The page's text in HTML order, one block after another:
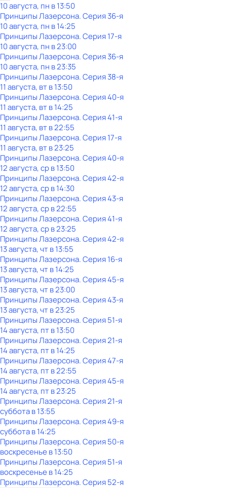
10 августа, пн в 13:50
Принципы Лазерсона. Серия 36-я
10 августа, пн в 14:25
Принципы Лазерсона. Серия 17-я
10 августа, пн в 23:00
Принципы Лазерсона. Серия 36-я
10 августа, пн в 23:35
Принципы Лазерсона. Серия 38-я
11 августа, вт в 13:50
Принципы Лазерсона. Серия 40-я
11 августа, вт в 14:25
Принципы Лазерсона. Серия 41-я
11 августа, вт в 22:55
Принципы Лазерсона. Серия 17-я
11 августа, вт в 23:25
Принципы Лазерсона. Серия 40-я
12 августа, ср в 13:50
Принципы Лазерсона. Серия 42-я
12 августа, ср в 14:30
Принципы Лазерсона. Серия 43-я
12 августа, ср в 22:55
Принципы Лазерсона. Серия 41-я
12 августа, ср в 23:25
Принципы Лазерсона. Серия 42-я
13 августа, чт в 13:55
Принципы Лазерсона. Серия 16-я
13 августа, чт в 14:25
Принципы Лазерсона. Серия 45-я
13 августа, чт в 23:00
Принципы Лазерсона. Серия 43-я
13 августа, чт в 23:25
Принципы Лазерсона. Серия 51-я
14 августа, пт в 13:50
Принципы Лазерсона. Серия 21-я
14 августа, пт в 14:25
Принципы Лазерсона. Серия 47-я
14 августа, пт в 22:55
Принципы Лазерсона. Серия 45-я
14 августа, пт в 23:25
Принципы Лазерсона. Серия 21-я
субботав13:55
Принципы Лазерсона. Серия 49-я
субботав14:25
Принципы Лазерсона. Серия 50-я
воскресенье в13:50
Принципы Лазерсона. Серия 51-я
воскресенье в14:25
Принципы Лазерсона. Серия 52-я